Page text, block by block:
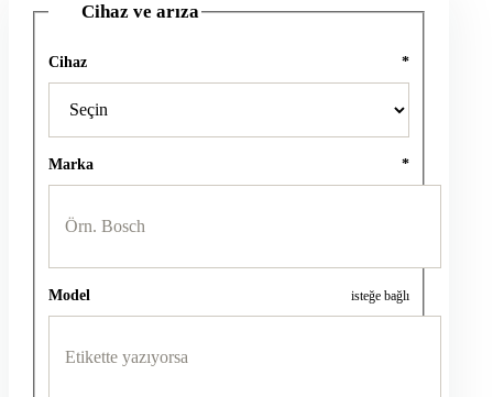
Cihaz ve arıza
Cihaz *
Marka *
Model isteğe bağlı